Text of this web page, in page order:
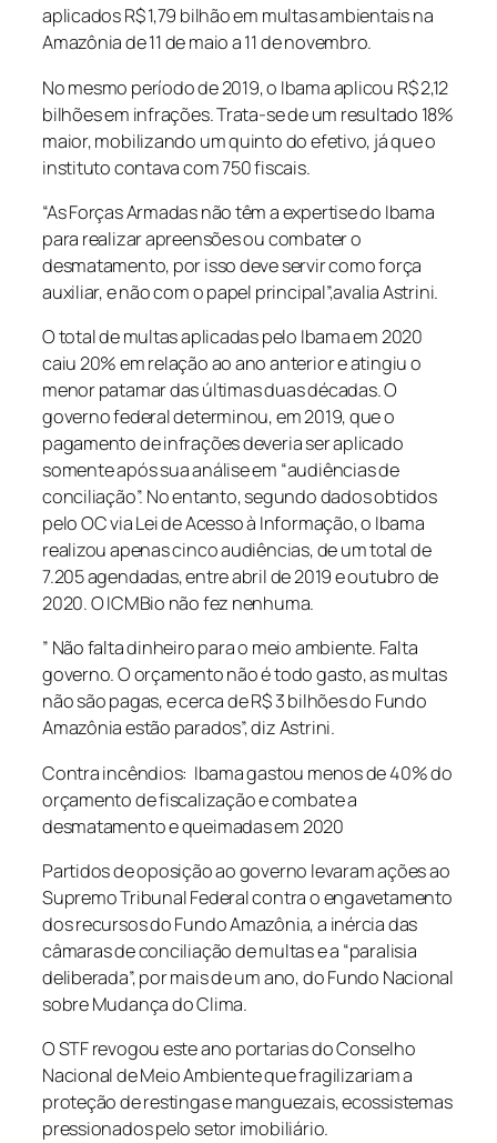
aplicados R$ 1,79 bilhão em multas ambientais na
Amazônia de 11 de maio a 11 de novembro.
No mesmo período de 2019, o Ibama aplicou R$ 2,12
bilhões em infrações. Trata-se de um resultado 18%
maior, mobilizando um quinto do efetivo, já que o
instituto contava com 750 fiscais.
“As Forças Armadas não têm a expertise do Ibama
para realizar apreensões ou combater o
desmatamento, por isso deve servir como força
auxiliar, e não com o papel principal”,avalia Astrini.
O total de multas aplicadas pelo Ibama em 2020
caiu 20% em relação ao ano anterior e atingiu o
menor patamar das últimas duas décadas. O
governo federal determinou, em 2019, que o
pagamento de infrações deveria ser aplicado
somente após sua análise em “audiências de
conciliação”. No entanto, segundo dados obtidos
pelo OC via Lei de Acesso à Informação, o Ibama
realizou apenas cinco audiências, de um total de
7.205 agendadas, entre abril de 2019 e outubro de
2020. O ICMBio não fez nenhuma.
” Não falta dinheiro para o meio ambiente. Falta
governo. O orçamento não é todo gasto, as multas
não são pagas, e cerca de R$ 3 bilhões do Fundo
Amazônia estão parados”, diz Astrini.
Contra incêndios: Ibama gastou menos de 40% do
orçamento de fiscalização e combate a
desmatamento e queimadas em 2020
Partidos de oposição ao governo levaram ações ao
Supremo Tribunal Federal contra o engavetamento
dos recursos do Fundo Amazônia, a inércia das
câmaras de conciliação de multas e a “paralisia
deliberada”, por mais de um ano, do Fundo Nacional
sobre Mudança do Clima.
O STF revogou este ano portarias do Conselho
Nacional de Meio Ambiente que fragilizariam a
proteção de restingas e manguezais, ecossistemas
pressionados pelo setor imobiliário.